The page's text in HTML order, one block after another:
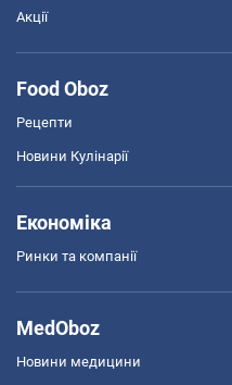
Акції
Food Oboz
Рецепти
Новини Кулінарії
Економіка
Ринки та компанії
MedOboz
Новини медицини